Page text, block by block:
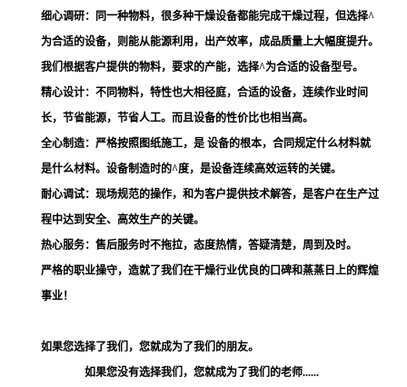
细心调研：
同一种物料，很多种干燥设备都能完成干燥过程，但选择^
为合适的设备，则能从能源利用，出产效率，成品质量上大幅度提升。
我们根据客户提供的物料，要求的产能，选择^为合适的设备型号。
精心设计： 不同物料，特性也大相径庭，合适的设备，连续作业时间
长，节省能源，节省人工。而且设备的性价比也相当高。
全心制造： 严格按照图纸施工，是 设备的根本，合同规定什么材料就
是什么材料。设备制造时的^度，是设备连续高效运转的关键。
耐心调试：现场规范的操作，和为客户提供技术解答，是客户在生产过
程中达到安全、高效生产的关键。
热心服务： 售后服务时不拖拉，态度热情，答疑清楚，周到及时。
严格的职业操守，造就了我们在干燥行业优良的口碑和蒸蒸日上的辉煌
事业！
如果您选择了我们，您就成为了我们的朋友。
如果您没有选择我们，您就成为了我们的老师......